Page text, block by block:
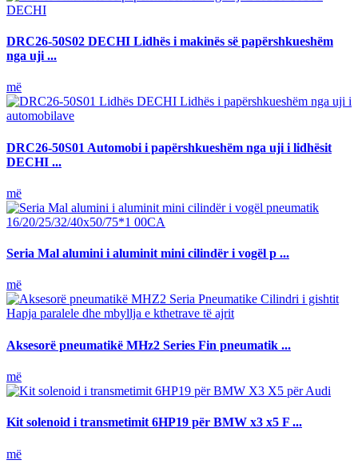
DRC26-50S02 DECHI Lidhës i makinës së papërshkueshëm
nga uji ...
më
DRC26-50S01 Automobi i papërshkueshëm nga uji i lidhësit
DECHI ...
më
Seria Mal alumini i aluminit mini cilindër i vogël p ...
më
Aksesorë pneumatikë MHz2 Series Fin pneumatik ...
më
Kit solenoid i transmetimit 6HP19 për BMW x3 x5 F ...
më